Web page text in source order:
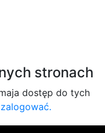
stronach
dostęp do tych